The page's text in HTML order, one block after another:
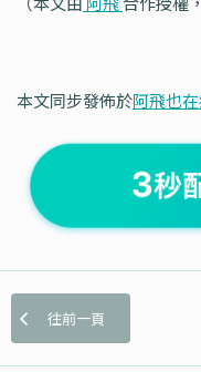
本文同步發佈於阿飛也
往前一頁